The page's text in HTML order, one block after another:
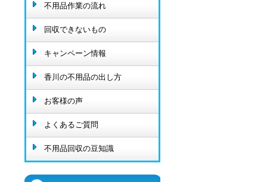
不用品作業の流れ
回収できないもの
キャンペーン情報
香川の不用品の出し方
お客様の声
よくあるご質問
不用品回収の豆知識